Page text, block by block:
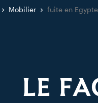
Mobilier fuite en Egypte
LE